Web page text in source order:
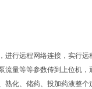
远程网络连接，实行远
量等等参数传到上位机
化、储药、投加药液整